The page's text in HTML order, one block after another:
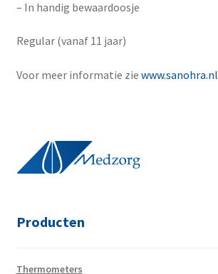
– In handig bewaardoosje
Regular (vanaf 11 jaar)
Voor meer informatie zie www.sanohra.nl
Producten
Thermometers